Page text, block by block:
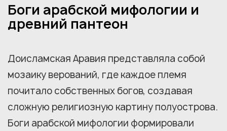
Боги арабской мифологии и
древний пантеон
Доисламская Аравия представляла собой
мозаику верований, где каждое племя
почитало собственных богов, создавая
сложную религиозную картину полуострова.
Боги арабской мифологии формировали